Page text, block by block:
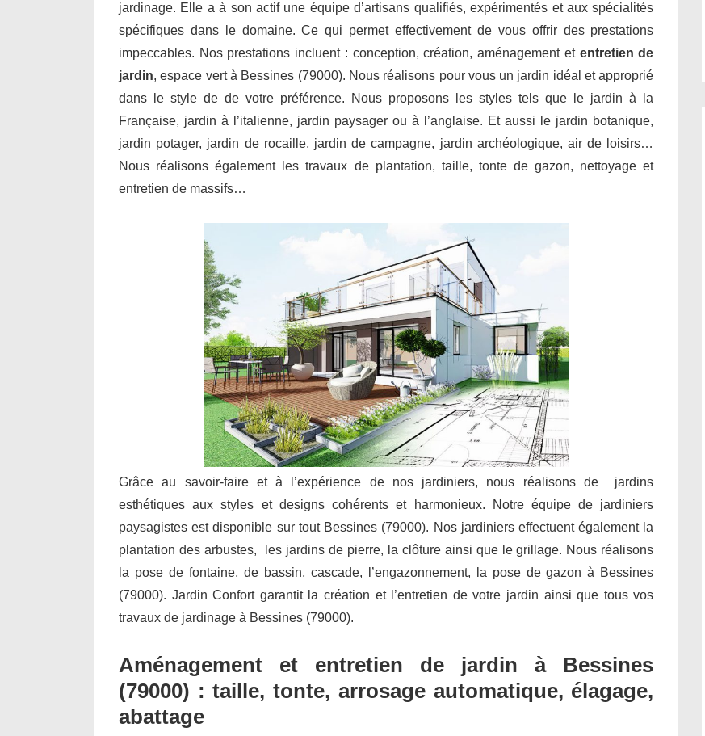
jardinage. Elle a à son actif une équipe d’artisans qualifiés, expérimentés et aux spécialités
spécifiques dans le domaine. Ce qui permet effectivement de vous offrir des prestations
impeccables. Nos prestations incluent : conception, création, aménagement et entretien de
jardin, espace vert à Bessines (79000). Nous réalisons pour vous un jardin idéal et approprié
dans le style de de votre préférence. Nous proposons les styles tels que le jardin à la
Française, jardin à l’italienne, jardin paysager ou à l’anglaise. Et aussi le jardin botanique,
jardin potager, jardin de rocaille, jardin de campagne, jardin archéologique, air de loisirs…
Nous réalisons également les travaux de plantation, taille, tonte de gazon, nettoyage et
entretien de massifs…
Grâce au savoir-faire et à l’expérience de nos jardiniers, nous réalisons de jardins
esthétiques aux styles et designs cohérents et harmonieux. Notre équipe de jardiniers
paysagistes est disponible sur tout Bessines (79000). Nos jardiniers effectuent également la
plantation des arbustes, les jardins de pierre, la clôture ainsi que le grillage. Nous réalisons
la pose de fontaine, de bassin, cascade, l’engazonnement, la pose de gazon à Bessines
(79000). Jardin Confort garantit la création et l’entretien de votre jardin ainsi que tous vos
travaux de jardinage à Bessines (79000).
Aménagement et entretien de jardin à Bessines
(79000) : taille, tonte, arrosage automatique, élagage,
abattage